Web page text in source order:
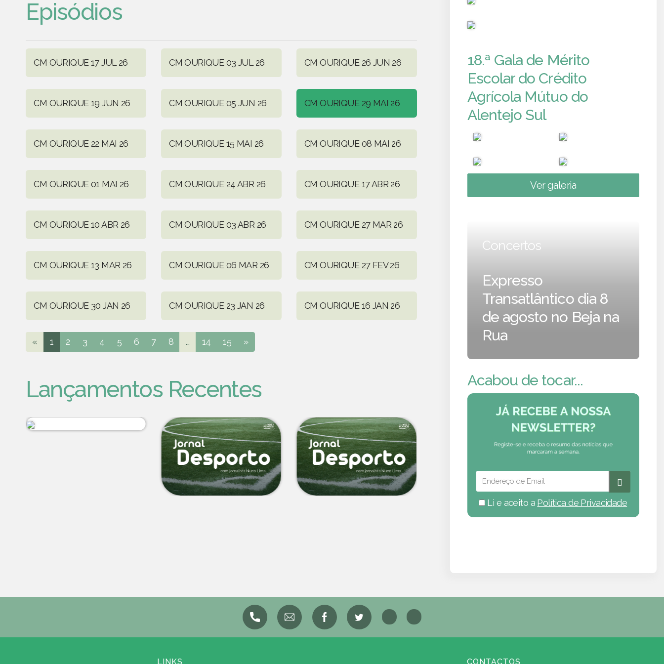
Episódios
CM OURIQUE 17 JUL 26 CM OURIQUE 03 JUL 26 CM OURIQUE 26 JUN 26
CM OURIQUE 19 JUN 26 CM OURIQUE 05 JUN 26 CM OURIQUE 29 MAI 26
CM OURIQUE 22 MAI 26 CM OURIQUE 15 MAI 26 CM OURIQUE 08 MAI 26
CM OURIQUE 01 MAI 26 CM OURIQUE 24 ABR 26 CM OURIQUE 17 ABR 26
CM OURIQUE 10 ABR 26 CM OURIQUE 03 ABR 26 CM OURIQUE 27 MAR 26
CM OURIQUE 13 MAR 26 CM OURIQUE 06 MAR 26 CM OURIQUE 27 FEV 26
CM OURIQUE 30 JAN 26 CM OURIQUE 23 JAN 26 CM OURIQUE 16 JAN 26
« 1 2 3 4 5 6 7 8 ... 14 15 »
Lançamentos Recentes
18.ª Gala de Mérito
Escolar do Crédito
Agrícola Mútuo do
Alentejo Sul
Ver galeria
Concertos
Expresso
Transatlântico dia 8
de agosto no Beja na
Rua
Acabou de tocar...
Li e aceito a Política de Privacidade
LINKS CONTACTOS